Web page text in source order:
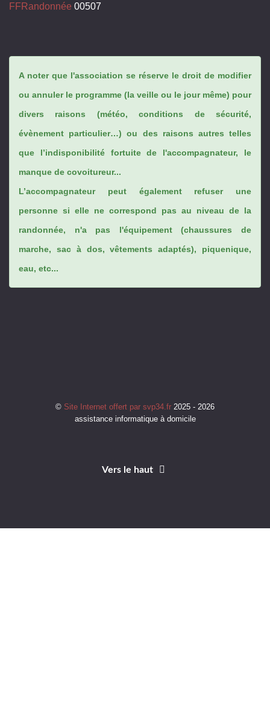
FFRandonnée 00507
A noter que l'association se réserve le droit de modifier
ou annuler le programme (la veille ou le jour même) pour
divers raisons (météo, conditions de sécurité,
évènement particulier…) ou des raisons autres telles
que l’indisponibilité fortuite de l'accompagnateur, le
manque de covoitureur...
L’accompagnateur peut également refuser une
personne si elle ne correspond pas au niveau de la
randonnée, n'a pas l'équipement (chaussures de
marche, sac à dos, vêtements adaptés), piquenique,
eau, etc...
© Site Internet offert par svp34.fr 2025 - 2026
assistance informatique à domicile
Vers le haut